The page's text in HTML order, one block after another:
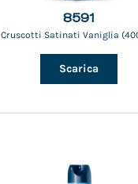
8591
Cruscotti Satinati Vaniglia
Scarica